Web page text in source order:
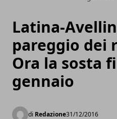
Latina-
pareggio dei
Ora la sosta
gennaio
di Redazione31/12/2016